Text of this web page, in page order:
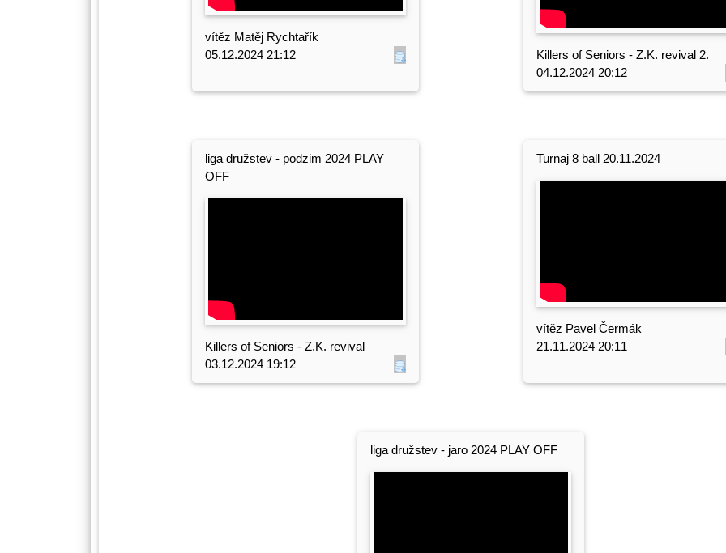
vítěz Matěj Rychtařík
05.12.2024 21:12
Killers of Seniors - Z.K. revival 2.
04.12.2024 20:12
liga družstev - podzim 2024 PLAY
OFF
Killers of Seniors - Z.K. revival
03.12.2024 19:12
Turnaj 8 ball 20.11.2024
vítěz Pavel Čermák
21.11.2024 20:11
liga družstev - jaro 2024 PLAY OFF